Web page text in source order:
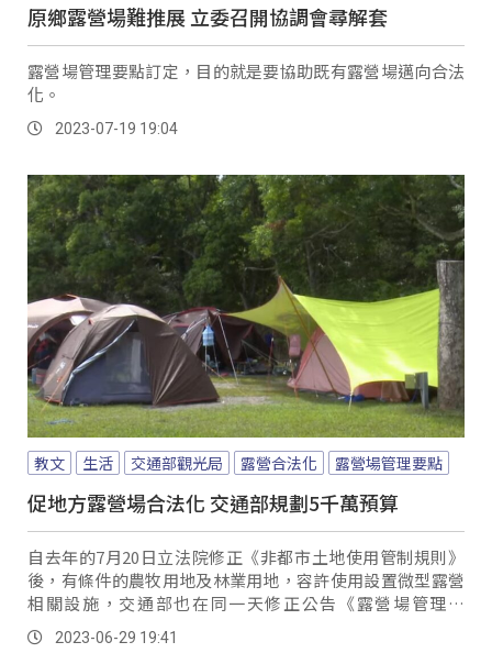
原鄉露營場難推展 立委召開協調會尋解套
露營場管理要點訂定，目的就是要協助既有露營場邁向合法
化。
2023-07-19 19:04
教文 生活 交通部觀光局 露營合法化 露營場管理要點
促地方露營場合法化 交通部規劃5千萬預算
自去年的7月20日立法院修正《非都市土地使用管制規則》
後，有條件的農牧用地及林業用地，容許使用設置微型露營
相關設施，交通部也在同一天修正公告《露營場管理要
點》，以利露營活動及場域管理能在規範條件下執行。
2023-06-29 19:41